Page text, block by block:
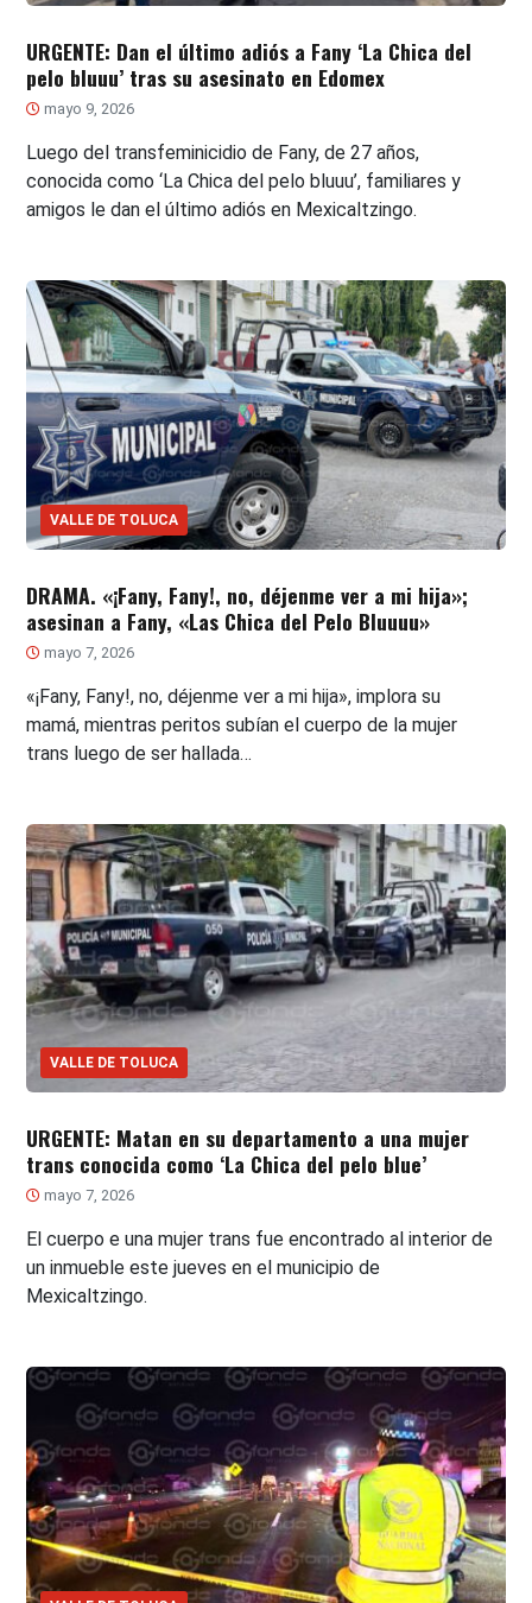
URGENTE: Dan el último adiós a Fany ‘La Chica del
pelo bluuu’ tras su asesinato en Edomex
mayo 9, 2026
Luego del transfeminicidio de Fany, de 27 años,
conocida como ‘La Chica del pelo bluuu’, familiares y
amigos le dan el último adiós en Mexicaltzingo.
VALLE DE TOLUCA
DRAMA. «¡Fany, Fany!, no, déjenme ver a mi hija»;
asesinan a Fany, «Las Chica del Pelo Bluuuu»
mayo 7, 2026
«¡Fany, Fany!, no, déjenme ver a mi hija», implora su
mamá, mientras peritos subían el cuerpo de la mujer
trans luego de ser hallada…
VALLE DE TOLUCA
URGENTE: Matan en su departamento a una mujer
trans conocida como ‘La Chica del pelo blue’
mayo 7, 2026
El cuerpo e una mujer trans fue encontrado al interior de
un inmueble este jueves en el municipio de
Mexicaltzingo.